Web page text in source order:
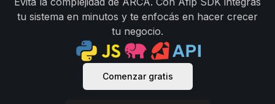
tu sistema en minutos y te enfocás en hacer crecer
tu negocio.
Comenzar gratis